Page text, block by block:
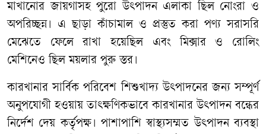
মাখানোর জায়গাসহ পুরো উৎপাদন এলাকা ছিল নোংরা ও
অপরিচ্ছন্ন। এ ছাড়া কাঁচামাল ও প্রস্তুত করা পণ্য সরাসরি
মেঝেতে ফেলে রাখা হয়েছিল এবং মিক্সার ও রোলিং
মেশিনেও ছিল ময়লার পুরু স্তর।
কারখানার সার্বিক পরিবেশ শিশুখাদ্য উৎপাদনের জন্য সম্পূর্ণ
অনুপযোগী হওয়ায় তাৎক্ষণিকভাবে কারখানার উৎপাদন বন্ধের
নির্দেশ দেয় কর্তৃপক্ষ। পাশাপাশি স্বাস্থ্যসম্মত উৎপাদন ব্যবস্থা